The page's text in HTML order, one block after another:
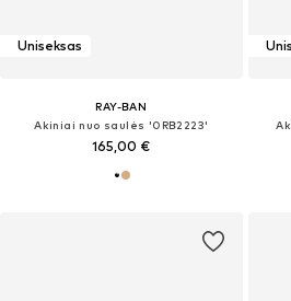
Uniseksas
RAY-BAN
Akiniai nuo saulės '0RB2223'
165,00 €